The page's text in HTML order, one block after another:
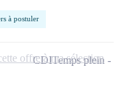
à postuler
CDITemps plein
offre à ma sélection